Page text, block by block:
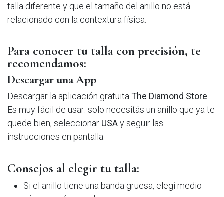
talla diferente y que el tamaño del anillo no está
relacionado con la contextura física.
Para conocer tu talla con precisión, te
recomendamos:
Descargar una App
Descargar la aplicación gratuitaThe Diamond Store.
Es muy fácil de usar: solo necesitás un anillo que ya te
quede bien, seleccionar USAy seguir las
instrucciones en pantalla.
Consejos al elegir tu talla:
Si el anillo tiene una banda gruesa, elegí medio